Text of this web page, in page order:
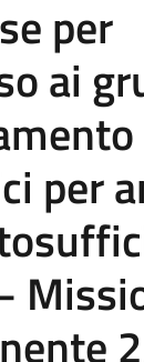
per
ai
per